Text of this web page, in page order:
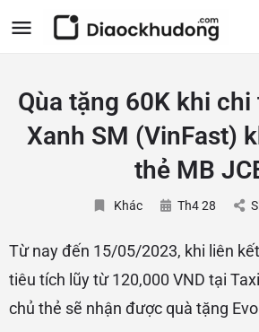
Qùa tặng 60K khi chi
Xanh SM (VinFast)
thẻ MB
Khác Th4 28
Từ nay đến 15/05/2023, khi liên
tiêu tích lũy từ 120,000 VND tại
chủ thẻ sẽ nhận được quà tặng